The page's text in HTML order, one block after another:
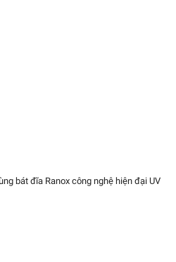
bát đĩa Ranox công nghệ hiện đại UV